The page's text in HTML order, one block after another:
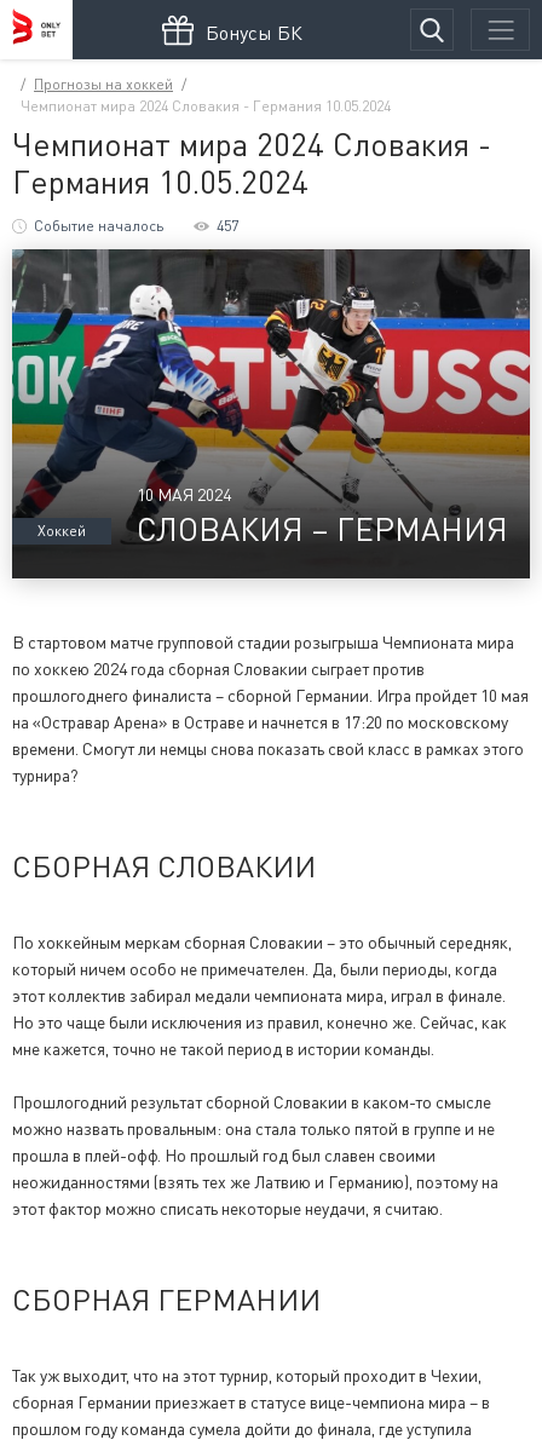
Бонусы БК
Прогнозы на хоккей
Чемпионат мира 2024 Словакия - Германия 10.05.2024
Чемпионат мира 2024 Словакия -
Германия 10.05.2024
Событие началось 457
Хоккей
10 МАЯ 2024
СЛОВАКИЯ – ГЕРМАНИЯ
В стартовом матче групповой стадии розыгрыша Чемпионата мира
по хоккею 2024 года сборная Словакии сыграет против
прошлогоднего финалиста – сборной Германии. Игра пройдет 10 мая
на «Остравар Арена» в Остраве и начнется в 17:20 по московскому
времени. Смогут ли немцы снова показать свой класс в рамках этого
турнира?
СБОРНАЯ СЛОВАКИИ
По хоккейным меркам сборная Словакии – это обычный середняк,
который ничем особо не примечателен. Да, были периоды, когда
этот коллектив забирал медали чемпионата мира, играл в финале.
Но это чаще были исключения из правил, конечно же. Сейчас, как
мне кажется, точно не такой период в истории команды.
Прошлогодний результат сборной Словакии в каком-то смысле
можно назвать провальным: она стала только пятой в группе и не
прошла в плей-офф. Но прошлый год был славен своими
неожиданностями (взять тех же Латвию и Германию), поэтому на
этот фактор можно списать некоторые неудачи, я считаю.
СБОРНАЯ ГЕРМАНИИ
Так уж выходит, что на этот турнир, который проходит в Чехии,
сборная Германии приезжает в статусе вице-чемпиона мира – в
прошлом году команда сумела дойти до финала, где уступила